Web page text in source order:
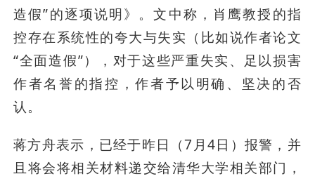
造假”的逐项说明》。文中称，肖鹰教授的指
控存在系统性的夸大与失实（比如说作者论文
“全面造假”），对于这些严重失实、足以损害
作者名誉的指控，作者予以明确、坚决的否
认。
蒋方舟表示，已经于昨日（7月4日）报警，并
且将会将相关材料递交给清华大学相关部门，